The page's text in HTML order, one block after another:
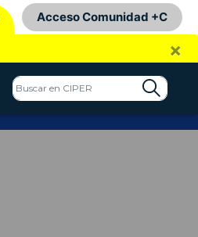
Acceso Comunidad +C
×